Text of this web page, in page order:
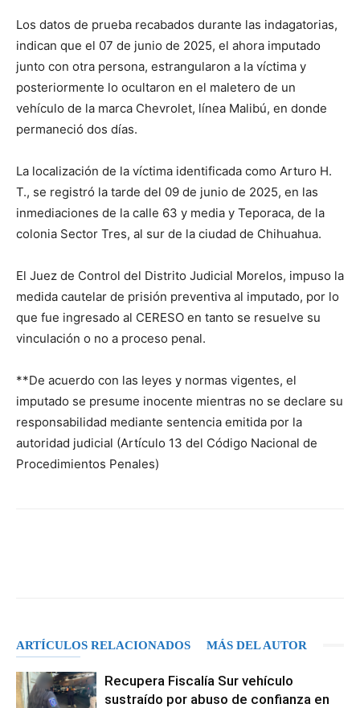
Los datos de prueba recabados durante las indagatorias,
indican que el 07 de junio de 2025, el ahora imputado
junto con otra persona, estrangularon a la víctima y
posteriormente lo ocultaron en el maletero de un
vehículo de la marca Chevrolet, línea Malibú, en donde
permaneció dos días.
La localización de la víctima identificada como Arturo H.
T., se registró la tarde del 09 de junio de 2025, en las
inmediaciones de la calle 63 y media y Teporaca, de la
colonia Sector Tres, al sur de la ciudad de Chihuahua.
El Juez de Control del Distrito Judicial Morelos, impuso la
medida cautelar de prisión preventiva al imputado, por lo
que fue ingresado al CERESO en tanto se resuelve su
vinculación o no a proceso penal.
**De acuerdo con las leyes y normas vigentes, el
imputado se presume inocente mientras no se declare su
responsabilidad mediante sentencia emitida por la
autoridad judicial (Artículo 13 del Código Nacional de
Procedimientos Penales)
ARTÍCULOS RELACIONADOS MÁS DEL AUTOR
Recupera Fiscalía Sur vehículo
sustraído por abuso de confianza en